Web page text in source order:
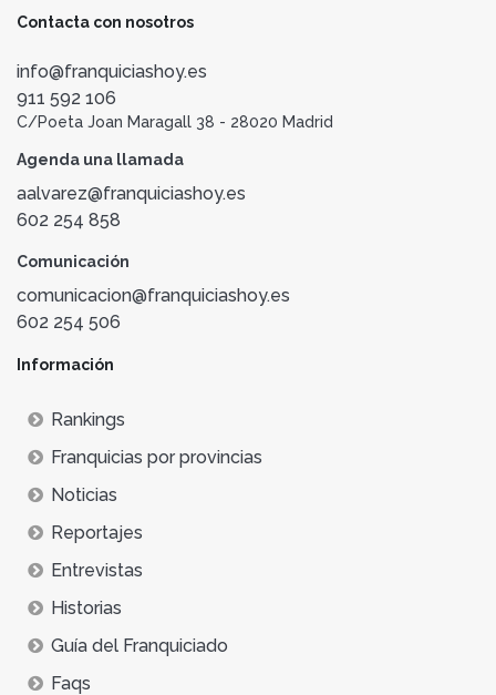
Contacta con nosotros
info@franquiciashoy.es
911 592 106
C/Poeta Joan Maragall 38 - 28020 Madrid
Agenda una llamada
aalvarez@franquiciashoy.es
602 254 858
Comunicación
comunicacion@franquiciashoy.es
602 254 506
Información
Rankings
Franquicias por provincias
Noticias
Reportajes
Entrevistas
Historias
Guía del Franquiciado
Faqs